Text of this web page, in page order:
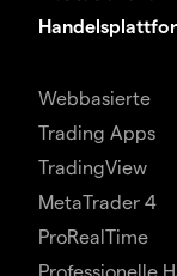
Webbasierte
Trading Apps
TradingView
MetaTrader 4
ProRealTime
Professionelle